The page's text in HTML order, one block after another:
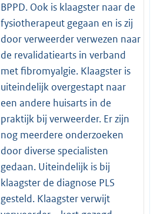
BPPD. Ook is klaagster naar de
fysiotherapeut gegaan en is zij
door verweerder verwezen naar
de revalidatiearts in verband
met fibromyalgie. Klaagster is
uiteindelijk overgestapt naar
een andere huisarts in de
praktijk bij verweerder. Er zijn
nog meerdere onderzoeken
door diverse specialisten
gedaan. Uiteindelijk is bij
klaagster de diagnose PLS
gesteld. Klaagster verwijt